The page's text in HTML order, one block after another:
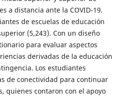
a distancia ante la COVID-19.
de escuelas de educación
(5,243). Con un diseño
para evaluar aspectos
derivadas de la educación
Los estudiantes
de conectividad para continuar
quienes contaron con el apoyo